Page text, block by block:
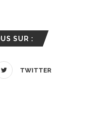
SUR :
TWITTER